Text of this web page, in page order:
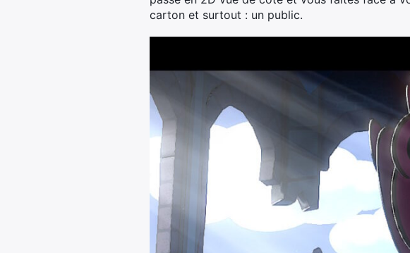
carton et surtout : un public.